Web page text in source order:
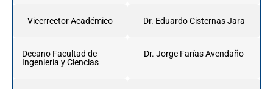
Vicerrector Académico Dr. Eduardo Cisternas Jara
Decano Facultad de
Ingeniería y Ciencias
Dr. Jorge Farías Avendaño